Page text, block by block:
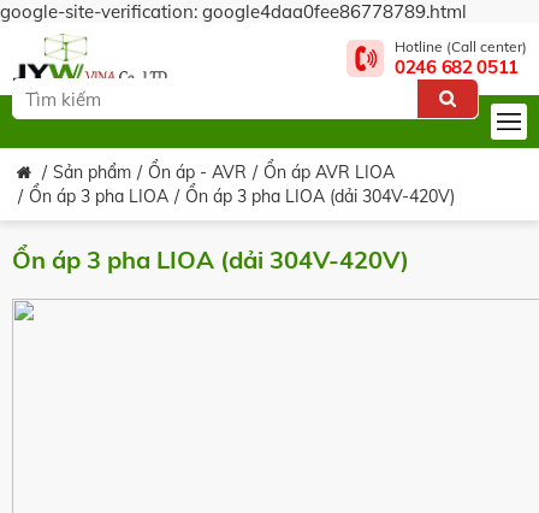
google-site-verification: google4daa0fee86778789.html
Hotline (Call center)
0246 682 0511
Sản phẩm Ổn áp - AVR
Ổn áp AVR LIOA
Ổn áp 3 pha LIOA
Ổn áp 3 pha LIOA (dải 304V-420V)
Ổn áp 3 pha LIOA (dải 304V-420V)